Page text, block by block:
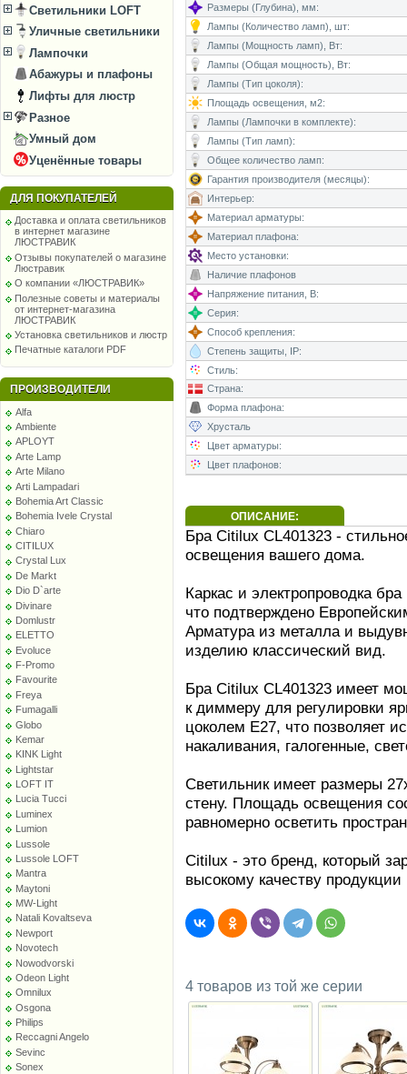
Светильники LOFT
Уличные светильники
Лампочки
Абажуры и плафоны
Лифты для люстр
Разное
Умный дом
Уценённые товары
ДЛЯ ПОКУПАТЕЛЕЙ
Доставка и оплата светильников
в интернет магазине
ЛЮСТРАВИК
Отзывы покупателей о магазине
Люстравик
О компании «ЛЮСТРАВИК»
Полезные советы и материалы
от интернет-магазина
ЛЮСТРАВИК
Установка светильников и люстр
Печатные каталоги PDF
ПРОИЗВОДИТЕЛИ
Alfa
Ambiente
APLOYT
Arte Lamp
Arte Milano
Arti Lampadari
Bohemia Art Classic
Bohemia Ivele Crystal
Chiaro
CITILUX
Crystal Lux
De Markt
Dio D`arte
Divinare
Domlustr
ELETTO
Evoluce
F-Promo
Favourite
Freya
Fumagalli
Globo
Kemar
KINK Light
Lightstar
LOFT IT
Lucia Tucci
Luminex
Lumion
Lussole
Lussole LOFT
Mantra
Maytoni
MW-Light
Natali Kovaltseva
Newport
Novotech
Nowodvorski
Odeon Light
Omnilux
Osgona
Philips
Reccagni Angelo
Sevinc
Sonex
Размеры (Глубина), мм:
Лампы (Количество ламп), шт:
Лампы (Мощность ламп), Вт:
Лампы (Общая мощность), Вт:
Лампы (Тип цоколя):
Площадь освещения, м2:
Лампы (Лампочки в комплекте):
Лампы (Тип ламп):
Общее количество ламп:
Гарантия производителя (месяцы):
Интерьер:
Материал арматуры:
Материал плафона:
Место установки:
Наличие плафонов
Напряжение питания, В:
Серия:
Способ крепления:
Степень защиты, IP:
Стиль:
Страна:
Форма плафона:
Хрусталь
Цвет арматуры:
Цвет плафонов:
ОПИСАНИЕ:
Бра Citilux CL401323 -
освещения вашего дома.
Каркас и электропроводка
что подтверждено
Арматура из металла и
изделию классический вид.
Бра Citilux CL401323 имеет
к диммеру для регулировки
цоколем E27, что позволяет
накаливания, галогенные,
Светильник имеет размеры
стену. Площадь освещения
равномерно осветить
Citilux - это бренд, который
высокому качеству
4 товаров из той же серии